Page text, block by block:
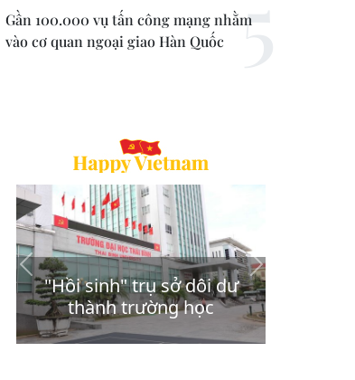
Gần 100.000 vụ tấn công mạng nhằm
vào cơ quan ngoại giao Hàn Quốc